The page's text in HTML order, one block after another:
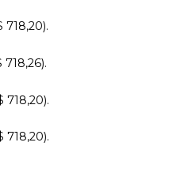
718,20).
718,20).
718,20).